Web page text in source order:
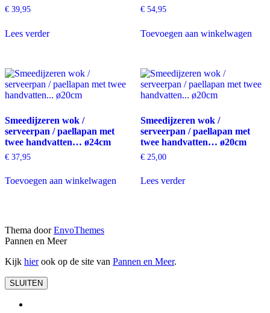
€ 39,95
Lees verder
€54,95
Toevoegen aan winkelwagen
Smeedijzeren wok /
serveerpan / paellapan met
twee handvatten… ø24cm
€ 37,95
Toevoegen aan winkelwagen
Smeedijzeren wok /
serveerpan / paellapan met
twee handvatten… ø20cm
€25,00
Lees verder
Thema doorEnvoThemes
Pannen en Meer
Kijk hierook op de site van Pannen en Meer.
SLUITEN